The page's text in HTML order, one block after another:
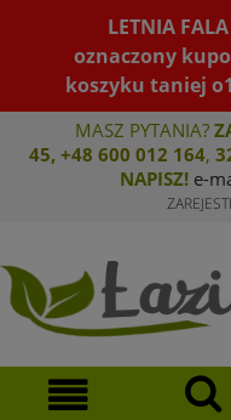
LETNIA
oznaczony
koszyku taniej
MASZ PYTANIA?
45, +48 600 012 164,
NAPISZ! e-